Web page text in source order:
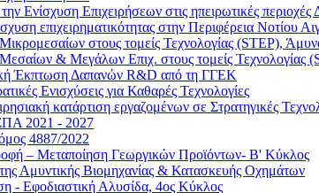
Ενίσχυση Επιχειρήσεων στις ηπειρωτικές
επιχειρηματικότητας στην Περιφέρεια Νοτίου
στους τομείς Τεχνολογίας (STEP),
& Μεγάλων Επιχ. στους τομείς Τεχνολογίας
Έκπτωση Δαπανών R&D από τη ΓΓΕΚ
Ενισχύσεις για Καθαρές Τεχνολογίες
κατάρτιση εργαζομένων σε Στρατηγικές
2021 - 2027
4887/2022
– Μεταποίηση Γεωργικών Προϊόντων- Β' Κύκλος
Αμυντικής Βιομηχανίας & Κατασκευής Οχημάτων
- Εφοδιαστική Αλυσίδα, 4ος Κύκλος